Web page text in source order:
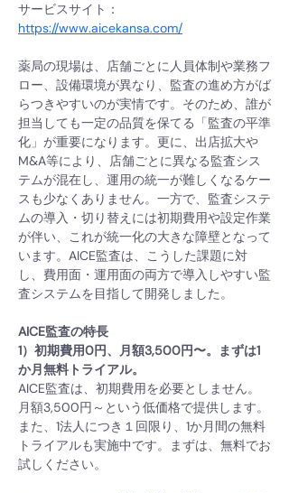
サービスサイト：
https://www.aicekansa.com/
薬局の現場は、店舗ごとに人員体制や業務フ
ロー、設備環境が異なり、監査の進め方がば
らつきやすいのが実情です。そのため、誰が
担当しても一定の品質を保てる「監査の平準
化」が重要になります。更に、出店拡大や
M&A等により、店舗ごとに異なる監査シス
テムが混在し、運用の統一が難しくなるケー
スも少なくありません。一方で、監査システ
ムの導入・切り替えには初期費用や設定作業
が伴い、これが統一化の大きな障壁となって
います。AICE監査は、こうした課題に対
し、費用面・運用面の両方で導入しやすい監
査システムを目指して開発しました。
AICE監査の特長
1）初期費用0円、月額3,500円〜。まずは1
か月無料トライアル。
AICE監査は、初期費用を必要としません。
月額3,500円～という低価格で提供します。
また、1法人につき１回限り、1か月間の無料
トライアルも実施中です。まずは、無料でお
試しください。